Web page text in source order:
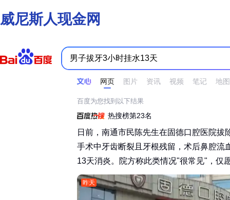
威尼斯人现金网
网页 图片 资讯 视频 笔记 地图
时间不限 所有网页和文件 站点内检索
百度为您找到以下结果
热搜榜第23名
日前，南通市民陈先生在固德口腔医院
手术中牙齿断裂且牙根残留，术后鼻腔流
13天消炎。院方称此类情况"很常见"，仅
昨天